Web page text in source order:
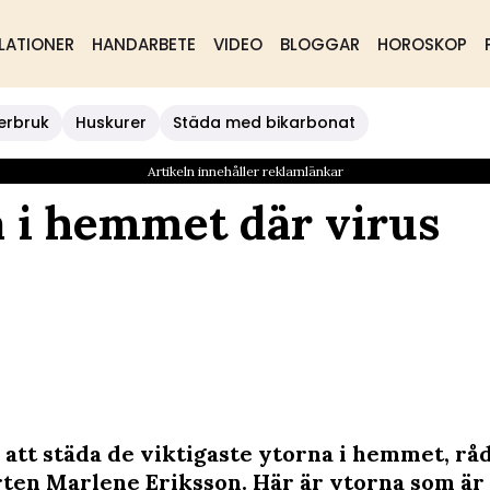
HANDARBETE VIDEO BLOGGAR HOROSKOP
Huskurer Städa med bikarbonat
Artikeln innehåller reklamlänkar
i hemmet där virus
städa de viktigaste ytorna i hemmet,
Marlene Eriksson. Här är ytorna som